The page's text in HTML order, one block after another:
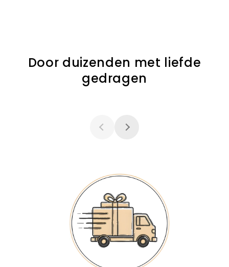
Door duizenden met liefde
gedragen